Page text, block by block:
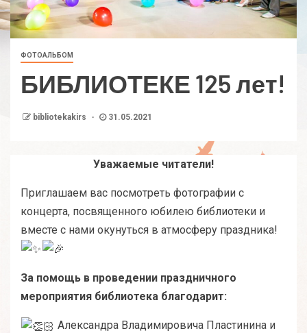
ФОТОАЛЬБОМ
БИБЛИОТЕКЕ 125 лет!
bibliotekakirs 31.05.2021
Уважаемые читатели!
Приглашаем вас посмотреть фотографии с
концерта, посвященного юбилею библиотеки и
вместе с нами окунуться в атмосферу праздника!
За помощь в проведении праздничного
мероприятия библиотека благодарит:
Александра Владимировича Пластинина и